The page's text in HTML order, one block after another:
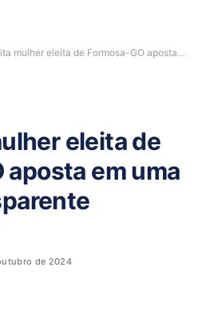
eleita de Formosa-GO aposta em uma gestão transparente
eleita de
aposta em uma
de 2024